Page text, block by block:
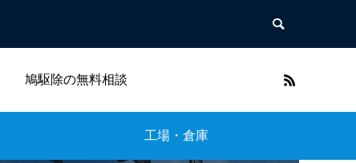
鳩駆除の無料相談
工場・倉庫